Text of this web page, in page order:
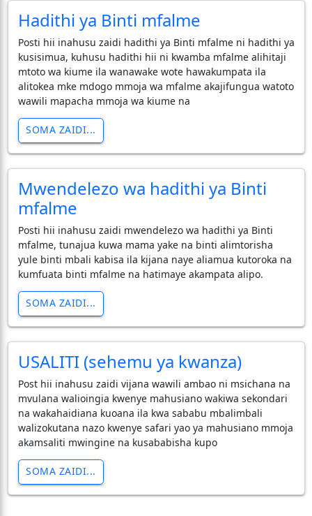
Hadithi ya Binti mfalme
Posti hii inahusu zaidi hadithi ya Binti mfalme ni hadithi ya
kusisimua, kuhusu hadithi hii ni kwamba mfalme alihitaji
mtoto wa kiume ila wanawake wote hawakumpata ila
alitokea mke mdogo mmoja wa mfalme akajifungua watoto
wawili mapacha mmoja wa kiume na
SOMA ZAIDI...
Mwendelezo wa hadithi ya Binti
mfalme
Posti hii inahusu zaidi mwendelezo wa hadithi ya Binti
mfalme, tunajua kuwa mama yake na binti alimtorisha
yule binti mbali kabisa ila kijana naye aliamua kutoroka na
kumfuata binti mfalme na hatimaye akampata alipo.
SOMA ZAIDI...
USALITI (sehemu ya kwanza)
Post hii inahusu zaidi vijana wawili ambao ni msichana na
mvulana walioingia kwenye mahusiano wakiwa sekondari
na wakahaidiana kuoana ila kwa sababu mbalimbali
walizokutana nazo kwenye safari yao ya mahusiano mmoja
akamsaliti mwingine na kusababisha kupo
SOMA ZAIDI...